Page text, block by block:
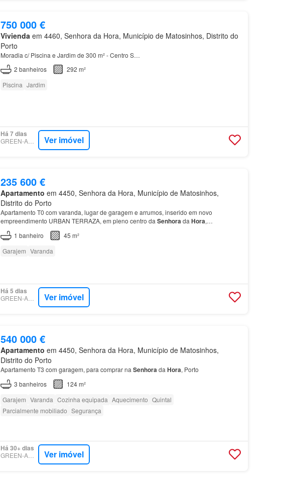
750 000 €
Vivienda em 4460, Senhora da Hora, Município de Matosinhos, Distrito do
Porto
Moradia c/ Piscina e Jardim de 300 m² - Centro S…
2 banheiros
292 m²
Piscina Jardim
Há 7 dias
GREEN-ACRES Ver imóvel
235 600 €
Apartamento em 4450, Senhora da Hora, Município de Matosinhos,
Distrito do Porto
Apartamento T0 com varanda, lugar de garagem e arrumos, inserido em novo
empreendimento URBAN TERRAZA, em pleno centro da Senhorada Hora,
Matosinhos.
1 banheiro
45 m²
Garajem Varanda
Há 5 dias
GREEN-ACRES Ver imóvel
540 000 €
Apartamento em 4450, Senhora da Hora, Município de Matosinhos,
Distrito do Porto
Apartamento T3 com garagem, para comprar na Senhorada Hora, Porto
3 banheiros
124 m²
Garajem Varanda Cozinha equipada Aquecimento Quintal
Parcialmente mobiliado Segurança
Há 30+ dias
GREEN-ACRES Ver imóvel